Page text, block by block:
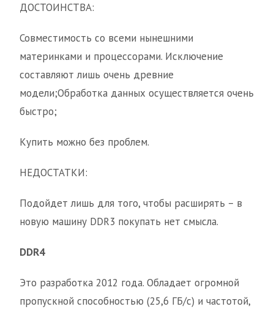
ДОСТОИНСТВА:
Совместимость со всеми нынешними
материнками и процессорами. Исключение
составляют лишь очень древние
модели;Обработка данных осуществляется очень
быстро;
Купить можно без проблем.
НЕДОСТАТКИ:
Подойдет лишь для того, чтобы расширять – в
новую машину DDR3 покупать нет смысла.
DDR4
Это разработка 2012 года. Обладает огромной
пропускной способностью (25,6 ГБ/с) и частотой,